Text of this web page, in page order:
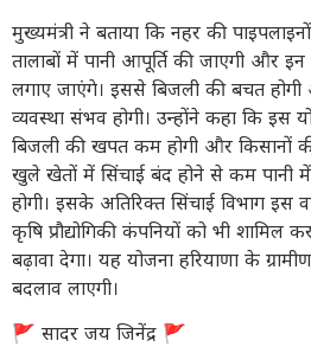
मुख्यमंत्री ने बताया कि नहर की
तालाबों में पानी आपूर्ति की जाएगी और
लगाए जाएंगे। इससे बिजली की बचत होगी
व्यवस्था संभव होगी। उन्होंने कहा कि इस
बिजली की खपत कम होगी और किसानों
खुले खेतों में सिंचाई बंद होने से कम पानी
होगी। इसके अतिरिक्त सिंचाई विभाग
कृषि प्रौद्योगिकी कंपनियों को भी शामिल
बढ़ावा देगा। यह योजना हरियाणा के ग्रामीण
बदलाव लाएगी।
​🚩 सादर जय जिनेंद्र 🚩